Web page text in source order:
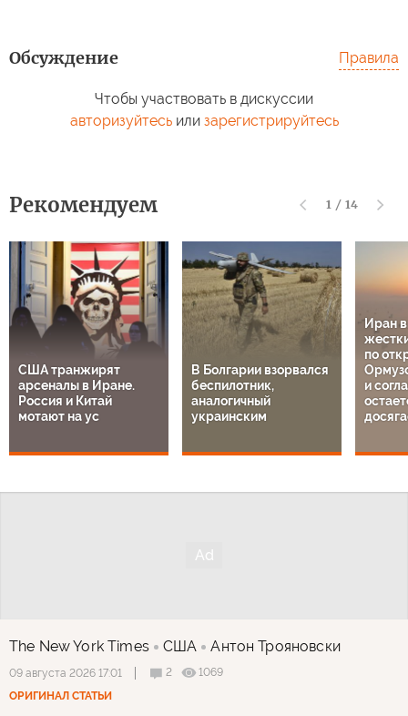
Обсуждение Правила
Чтобы участвовать в дискуссии
авторизуйтесьили зарегистрируйтесь
Рекомендуем 1 / 14
США транжирят
арсеналы в Иране.
Россия и Китай
мотают на ус
В Болгарии взорвался
беспилотник,
аналогичный
украинским
Иран
по
и
The New York Times США Антон Трояновски
09 августа 2026 17:01 2
1069
ОРИГИНАЛ СТАТЬИ